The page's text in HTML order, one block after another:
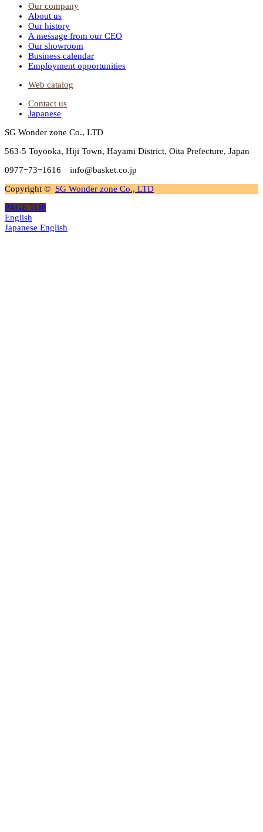
Our company
About us
Our history
A message from our CEO
Our showroom
Business calendar
Employment opportunities
Web catalog
Contact us
Japanese
SG Wonder zone Co., LTD
563-5 Toyooka, Hiji Town, Hayami District, Oita Prefecture, Japan
0977−73−1616 info@basket.co.jp
Copyright © SG Wonder zone Co., LTD
PAGE TOP
English
Japanese English